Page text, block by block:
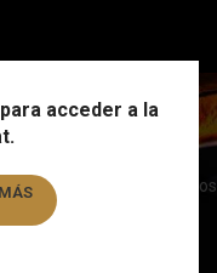
acceder a la
Showing all 2 results
Filtros